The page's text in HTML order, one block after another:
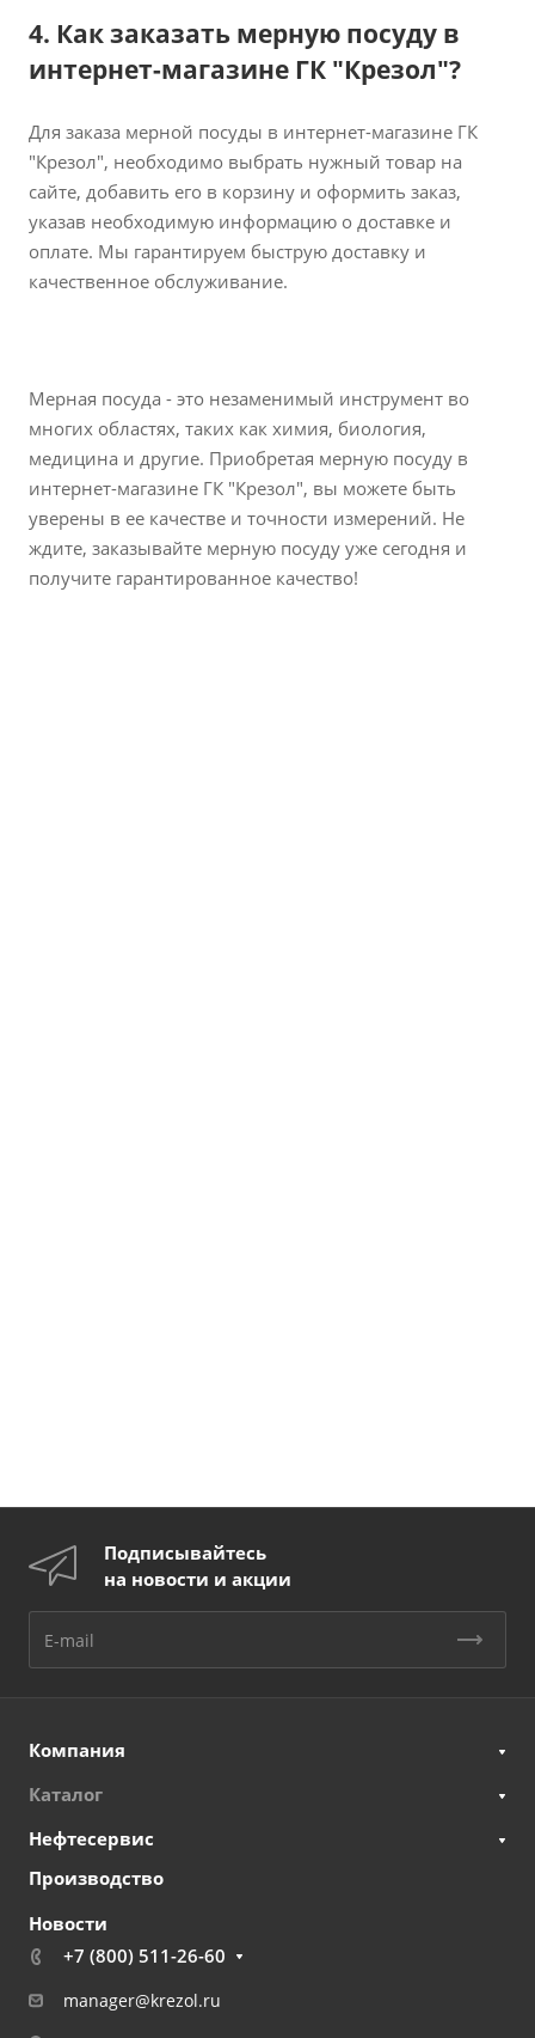
4. Как заказать мерную посуду в
интернет-магазине ГК "Крезол"?
Для заказа мерной посуды в интернет-магазине ГК
"Крезол", необходимо выбрать нужный товар на
сайте, добавить его в корзину и оформить заказ,
указав необходимую информацию о доставке и
оплате. Мы гарантируем быструю доставку и
качественное обслуживание.
Мерная посуда - это незаменимый инструмент во
многих областях, таких как химия, биология,
медицина и другие. Приобретая мерную посуду в
интернет-магазине ГК "Крезол", вы можете быть
уверены в ее качестве и точности измерений. Не
ждите, заказывайте мерную посуду уже сегодня и
получите гарантированное качество!
Подписывайтесь
на новости и акции
Компания
Каталог
Нефтесервис
Производство
Новости
+7 (800) 511-26-60
manager@krezol.ru